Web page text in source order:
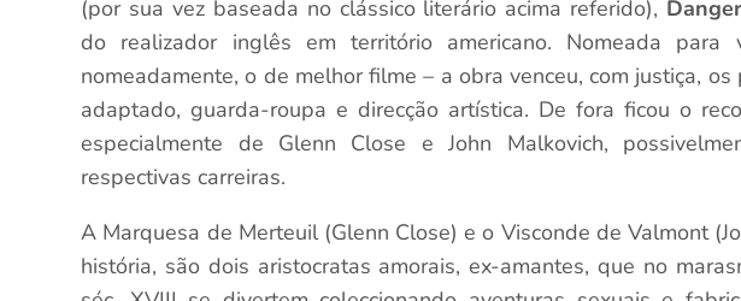
(por sua vez baseada no clássico literário acima referido),
do realizador inglês em território americano. Nomeada
nomeadamente, o de melhor filme – a obra venceu, com justiça,
adaptado, guarda-roupa e direcção artística. De fora ficou o
especialmente de Glenn Close e John Malkovich,
respectivas carreiras.
A Marquesa de Merteuil (Glenn Close) e o Visconde de Valmont
história, são dois aristocratas amorais, ex-amantes, que no